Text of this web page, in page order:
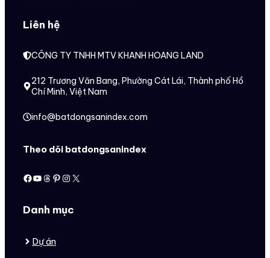
Liên hệ
CÔNG TY TNHH MTV KHANH HOANG LAND
212 Trương Văn Bang, Phường Cát Lái, Thành phố Hồ
Chí Minh, Việt Nam
info@batdongsanindex.com
Theo dõi batdongsanindex
Facebook
Youtube
Threads
Pinterest
Instagram
X
Danh mục
Dự án